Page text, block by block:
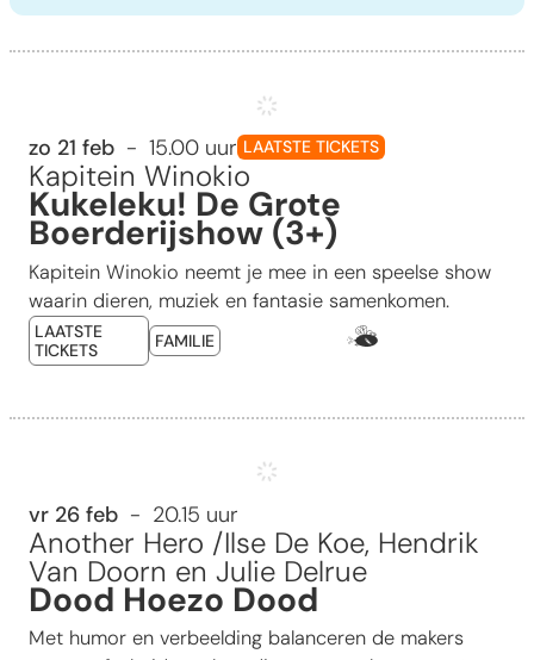
Kukeleku! De Grote Boerderijshow (3+)
zo 21 feb 15.00 uur LAATSTE TICKETS
Kukeleku! De Grote
Boerderijshow (3+)
Kapitein Winokio
Kapitein Winokio neemt je mee in een speelse show
waarin dieren, muziek en fantasie samenkomen.
LAATSTE
TICKETS
FAMILIE
vr 26 feb 20.15 uur
Dood Hoezo Dood
Another Hero /Ilse De Koe, Hendrik
Van Doorn en Julie Delrue
Met humor en verbeelding balanceren de makers